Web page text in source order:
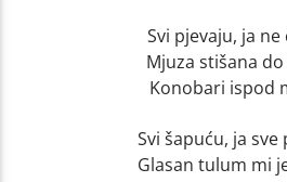
Svi pjevaju, ja ne
Mjuza stišana do
Konobari ispod
Svi šapuću, ja sve
Glasan tulum mi